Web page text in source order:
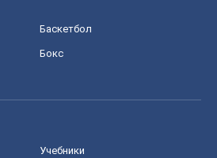
Баскетбол
Бокс
Учебники